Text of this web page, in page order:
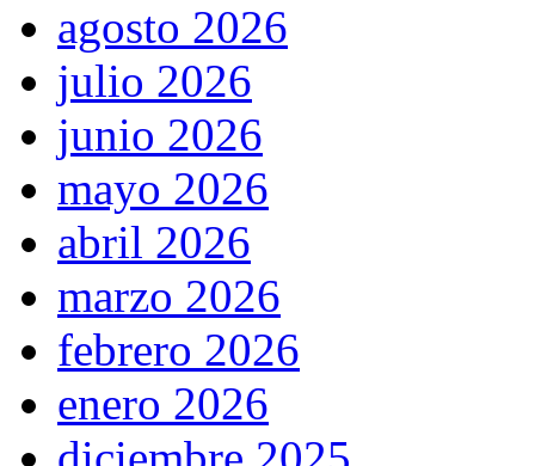
agosto 2026
julio 2026
junio 2026
mayo 2026
abril 2026
marzo 2026
febrero 2026
enero 2026